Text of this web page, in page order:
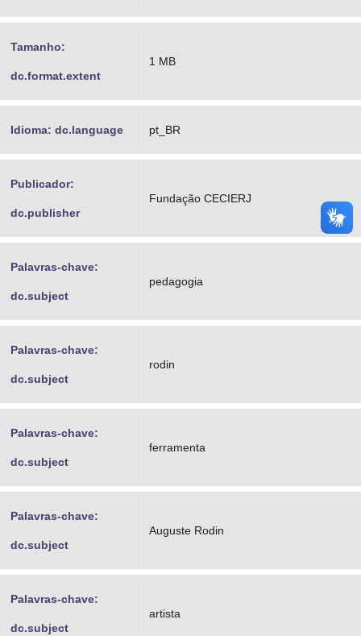
Tamanho:
dc.format.extent
1 MB
Idioma: dc.language pt_BR
Publicador:
dc.publisher
Fundação CECIERJ
Palavras-chave:
dc.subject
pedagogia
Palavras-chave:
dc.subject
rodin
Palavras-chave:
dc.subject
ferramenta
Palavras-chave:
dc.subject
Auguste Rodin
Palavras-chave:
dc.subject
artista